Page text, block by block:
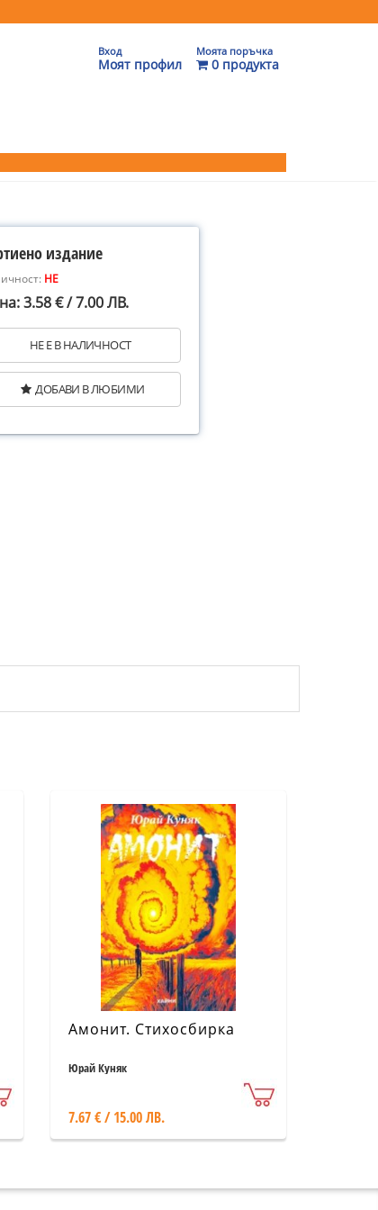
Вход
Моят профил
Моята поръчка
0 продукта
издание
НЕ
3.58 € / 7.00 ЛВ.
НЕ Е В НАЛИЧНОСТ
ДОБАВИ В ЛЮБИМИ
Амонит. Стихосбирка
Юрай Куняк
7.67 € / 15.00 ЛВ.